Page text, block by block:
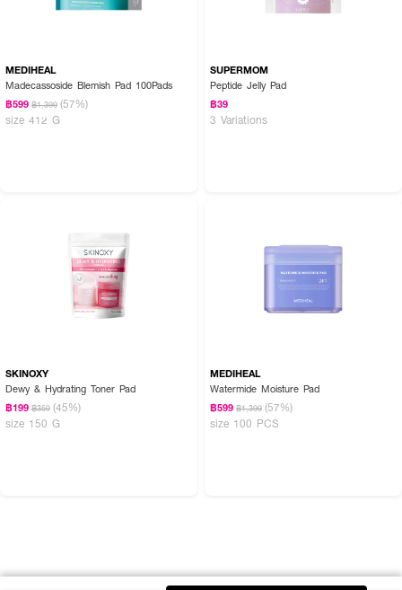
MEDIHEAL
Madecassoside Blemish Pad 100Pads
฿599 ฿1,399 (57%)
size 412 G
SUPERMOM
Peptide Jelly Pad
฿39
3 Variations
SKINOXY
Dewy & Hydrating Toner Pad
฿199 ฿359 (45%)
size 150 G
MEDIHEAL
Watermide Moisture Pad
฿599 ฿1,399 (57%)
size 100 PCS